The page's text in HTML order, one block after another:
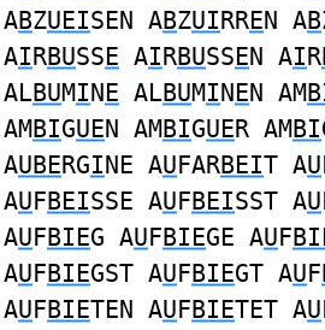
ABZUEISEN ABZUIRREN AB
AIRBUSSE AIRBUSSEN AIR
ALBUMINE ALBUMINEN AM
AMBIGUEN AMBIGUER AMBI
AUBERGINE AUFARBEIT AU
AUFBEISSE AUFBEISST AU
AUFBIEG AUFBIEGE AUF
AUFBIEGST AUFBIEGT AUF
AUFBIETEN AUFBIETET AU